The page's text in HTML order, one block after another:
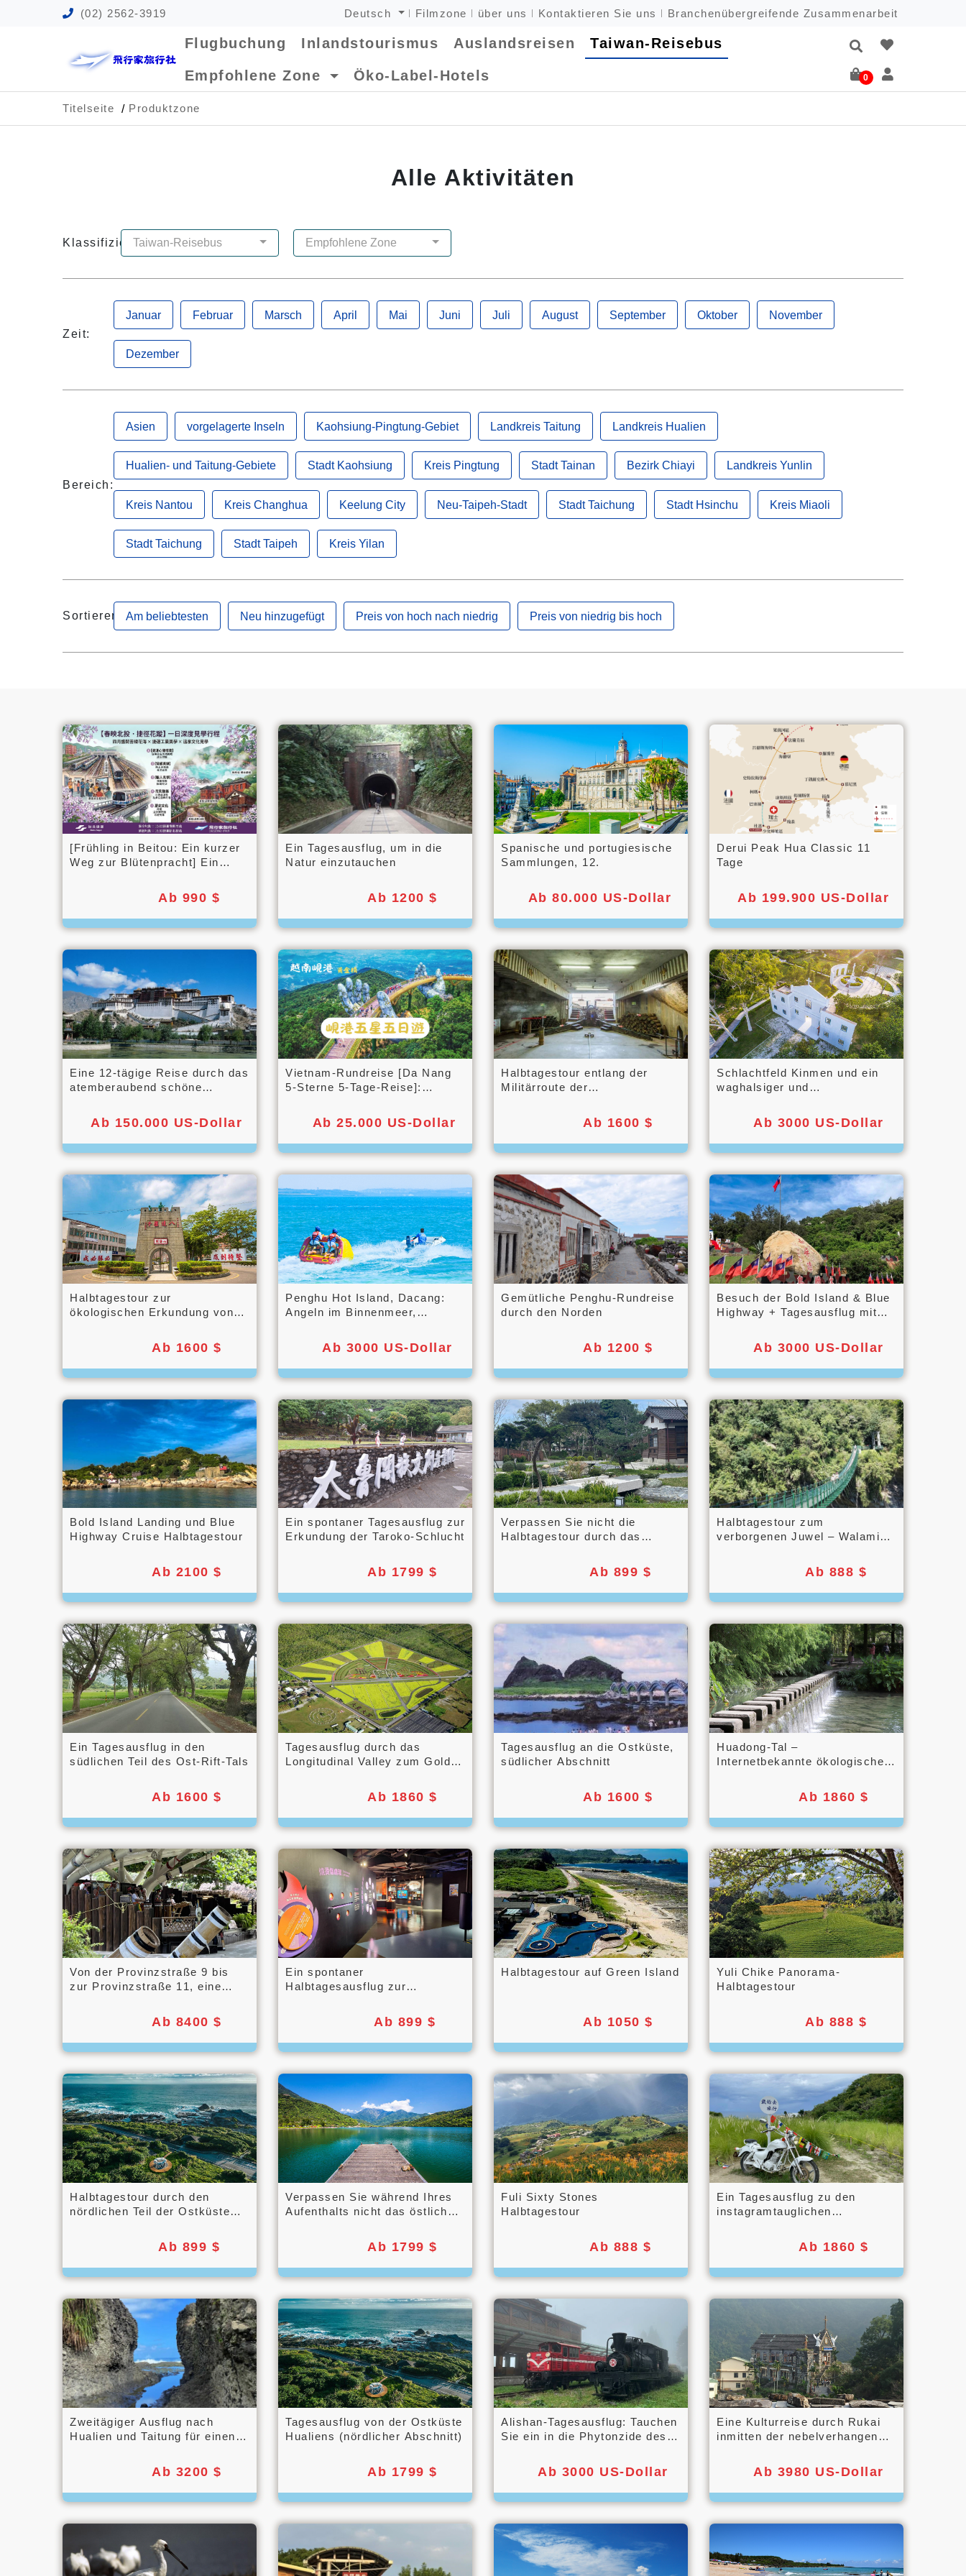
(02) 2562-3919 Deutsch Filmzone über uns Kontaktieren Sie uns Branchenübergreifende Zusammenarbeit
Flugbuchung Inlandstourismus Auslandsreisen Taiwan-Reisebus
Empfohlene Zone Öko-Label-Hotels 0
Titelseite Produktzone
Alle Aktivitäten
Klassifizierung:Taiwan-Reisebus Empfohlene Zone
Zeit:
Januar Februar Marsch April Mai Juni Juli August September Oktober November
Dezember
Bereich:
Asien vorgelagerte Inseln Kaohsiung-Pingtung-Gebiet Landkreis Taitung Landkreis Hualien
Hualien- und Taitung-Gebiete Stadt Kaohsiung Kreis Pingtung Stadt Tainan Bezirk Chiayi Landkreis Yunlin
Kreis Nantou Kreis Changhua Keelung City Neu-Taipeh-Stadt Stadt Taichung Stadt Hsinchu Kreis Miaoli
Stadt Taichung Stadt Taipeh Kreis Yilan
Sortieren: Am beliebtesten Neu hinzugefügt Preis von hoch nach niedrig Preis von niedrig bis hoch
[Frühling in Beitou: Ein kurzer
Weg zur Blütenpracht] Ein
Ab 990 $
Ein Tagesausflug, um in die
Natur einzutauchen
Ab 1200 $
Spanische und portugiesische
Sammlungen, 12.
Ab 80.000 US-Dollar
Derui Peak Hua Classic 11
Tage
Ab 199.900 US-Dollar
Eine 12-tägige Reise durch das
atemberaubend schöne
beeindruckende tibetische
Landschaft entlang der
Qinghai-Tibet-Eisenbahn.
Ab 150.000 US-Dollar
Vietnam-Rundreise [Da Nang
5-Sterne 5-Tage-Reise]:
Hills, Zugfahrt über die
Buddha-Hand-Brücke,
Bootsfahrt mit Bambusfässern
zur Insel Cam Nam, Nachttour
durch die Altstadt von Hoi An
mit Laternen
Ab 25.000 US-Dollar
Halbtagestour entlang der
Militärroute der
Ab 1600 $
Schlachtfeld Kinmen und ein
waghalsiger und
Ab 3000 US-Dollar
Halbtagestour zur
ökologischen Erkundung von
Ab 1600 $
Penghu Hot Island, Dacang:
Angeln im Binnenmeer,
Ab 3000 US-Dollar
Gemütliche Penghu-Rundreise
durch den Norden
Ab 1200 $
Besuch der Bold Island & Blue
Highway + Tagesausflug mit
Ab 3000 US-Dollar
Bold Island Landing und Blue
Highway Cruise Halbtagestour
Ab 2100 $
Ein spontaner Tagesausflug zur
Erkundung der Taroko-Schlucht
Ab 1799 $
Verpassen Sie nicht die
Halbtagestour durch das
Ab 899 $
Halbtagestour zum
verborgenen Juwel – Walami
Ab 888 $
Ein Tagesausflug in den
südlichen Teil des Ost-Rift-Tals
Ab 1600 $
Tagesausflug durch das
Longitudinal Valley zum Golden
Ab 1860 $
Tagesausflug an die Ostküste,
südlicher Abschnitt
Ab 1600 $
Huadong-Tal –
Internetbekannte ökologische
Ab 1860 $
Von der Provinzstraße 9 bis
zur Provinzstraße 11, eine
Erkundung von Taitung, von
den Bergen bis zum Meer.
Ab 8400 $
Ein spontaner
Halbtagesausflug zur
Ab 899 $
Halbtagestour auf Green Island
Ab 1050 $
Yuli Chike Panorama-
Halbtagestour
Ab 888 $
Halbtagestour durch den
nördlichen Teil der Ostküste
Ab 899 $
Verpassen Sie während Ihres
Aufenthalts nicht das östliche
Ab 1799 $
Fuli Sixty Stones
Halbtagestour
Ab 888 $
Ein Tagesausflug zu den
instagramtauglichen
(Westküste des Pazifiks)
Ab 1860 $
Zweitägiger Ausflug nach
Hualien und Taitung für einen
Ab 3200 $
Tagesausflug von der Ostküste
Hualiens (nördlicher Abschnitt)
Ab 1799 $
Alishan-Tagesausflug: Tauchen
Sie ein in die Phytonzide des
Ab 3000 US-Dollar
Eine Kulturreise durch Rukai
inmitten der nebelverhangenen
Maolin.Ab 3980 US-Dollar